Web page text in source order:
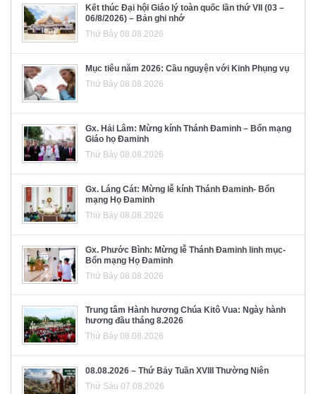
Kết thúc Đại hội Giáo lý toàn quốc lần thứ VII (03 –
06/8/2026) – Bản ghi nhớ
Thứ Bảy 08.08.2026
Mục tiêu năm 2026: Cầu nguyện với Kinh Phụng vụ
Thứ Bảy 08.08.2026
Gx. Hải Lâm: Mừng kính Thánh Đaminh – Bổn mạng
Giáo họ Đaminh
Thứ Bảy 08.08.2026
Gx. Láng Cát: Mừng lễ kính Thánh Đaminh- Bổn
mạng Họ Đaminh
Thứ Bảy 08.08.2026
Gx. Phước Bình: Mừng lễ Thánh Đaminh linh mục-
Bổn mạng Họ Đaminh
Thứ Bảy 08.08.2026
Trung tâm Hành hương Chúa Kitô Vua: Ngày hành
hương đầu tháng 8.2026
Thứ Bảy 08.08.2026
08.08.2026 – Thứ Bảy Tuần XVIII Thường Niên
Thứ Sáu 07.08.2026